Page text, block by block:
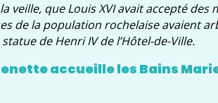
veille, que Louis XVI avait accepté des
de la population rochelaise avaient
de Henri IV de l’Hôtel-de-Ville.
accueille les Bains